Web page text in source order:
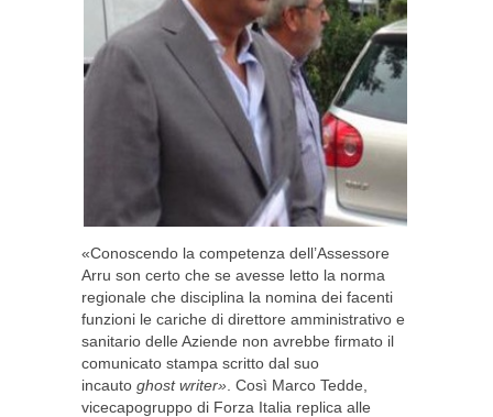
«Conoscendo la competenza dell’Assessore
Arru son certo che se avesse letto la norma
regionale che disciplina la nomina dei facenti
funzioni le cariche di direttore amministrativo e
sanitario delle Aziende non avrebbe firmato il
comunicato stampa scritto dal suo
incauto ghost writer» . Così Marco Tedde,
vicecapogruppo di Forza Italia replica alle